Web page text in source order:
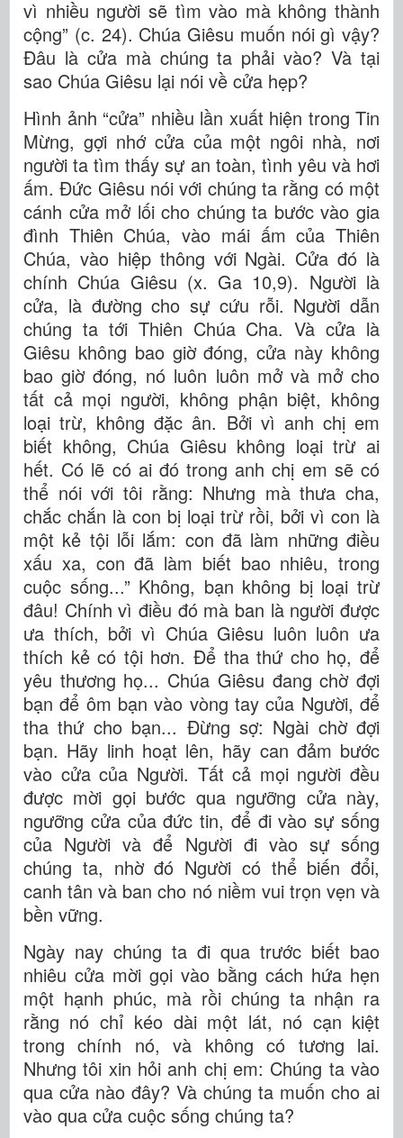
vì nhiều người sẽ tìm vào mà không thành
cộng” (c. 24). Chúa Giêsu muốn nói gì vậy?
Đâu là cửa mà chúng ta phải vào? Và tại
sao Chúa Giêsu lại nói về cửa hẹp?
Hình ảnh “cửa” nhiều lần xuất hiện trong Tin
Mừng, gợi nhớ cửa của một ngôi nhà, nơi
người ta tìm thấy sự an toàn, tình yêu và hơi
ấm. Đức Giêsu nói với chúng ta rằng có một
cánh cửa mở lối cho chúng ta bước vào gia
đình Thiên Chúa, vào mái ấm của Thiên
Chúa, vào hiệp thông với Ngài. Cửa đó là
chính Chúa Giêsu (x. Ga 10,9). Người là
cửa, là đường cho sự cứu rỗi. Người dẫn
chúng ta tới Thiên Chúa Cha. Và cửa là
Giêsu không bao giờ đóng, cửa này không
bao giờ đóng, nó luôn luôn mở và mở cho
tất cả mọi người, không phận biệt, không
loại trừ, không đặc ân. Bởi vì anh chị em
biết không, Chúa Giêsu không loại trừ ai
hết. Có lẽ có ai đó trong anh chị em sẽ có
thể nói với tôi rằng: Nhưng mà thưa cha,
chắc chắn là con bị loại trừ rồi, bởi vì con là
một kẻ tội lỗi lắm: con đã làm những điều
xấu xa, con đã làm biết bao nhiêu, trong
cuộc sống...” Không, bạn không bị loại trừ
đâu! Chính vì điều đó mà ban là người được
ưa thích, bởi vì Chúa Giêsu luôn luôn ưa
thích kẻ có tội hơn. Để tha thứ cho họ, để
yêu thương họ... Chúa Giêsu đang chờ đợi
bạn để ôm bạn vào vòng tay của Người, để
tha thứ cho bạn... Đừng sợ: Ngài chờ đợi
bạn. Hãy linh hoạt lên, hãy can đảm bước
vào cửa của Người. Tất cả mọi người đều
được mời gọi bước qua ngưỡng cửa này,
ngưỡng cửa của đức tin, để đi vào sự sống
của Người và để Người đi vào sự sống
chúng ta, nhờ đó Người có thể biến đổi,
canh tân và ban cho nó niềm vui trọn vẹn và
bền vững.
Ngày nay chúng ta đi qua trước biết bao
nhiêu cửa mời gọi vào bằng cách hứa hẹn
một hạnh phúc, mà rồi chúng ta nhận ra
rằng nó chỉ kéo dài một lát, nó cạn kiệt
trong chính nó, và không có tương lai.
Nhưng tôi xin hỏi anh chị em: Chúng ta vào
qua cửa nào đây? Và chúng ta muốn cho ai
vào qua cửa cuộc sống chúng ta?